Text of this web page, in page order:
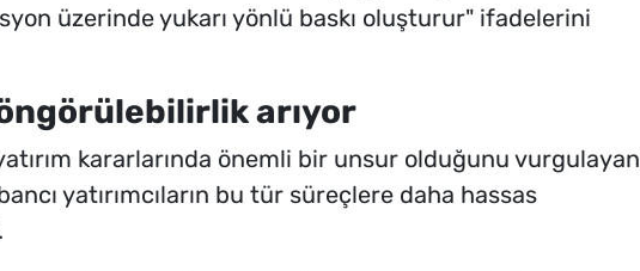
üzerinde yukarı yönlü baskı oluşturur" ifadelerini
öngörülebilirlik arıyor
kararlarında önemli bir unsur olduğunu vurgulayan
yatırımcıların bu tür süreçlere daha hassas